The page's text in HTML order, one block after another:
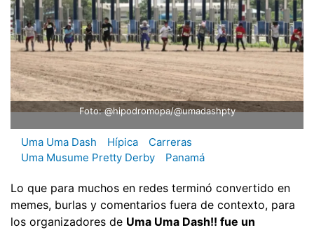
Foto: @hipodromopa/@umadashpty
Uma Uma Dash Hípica
Carreras
Uma Musume Pretty Derby
Panamá
Lo que para muchos en redes terminó convertido en
memes, burlas y comentarios fuera de contexto, para
los organizadores de Uma Uma Dash!! fue un